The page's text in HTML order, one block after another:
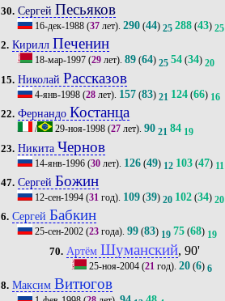
30. Сергей Песьяков
16-дек-1988 (37 лет).290 (44) 25 288 (43) 25
2. КириллПеченин
18-мар-1997 (29 лет).89 (64) 25 54 (34) 20
15. Николай Рассказов
4-янв-1998 (28 лет). 157 (83) 21 124 (66) 16
22. Фернандо Костанца
/ 29-ноя-1998 (27 лет).90 21 84 19
23. Никита Чернов
14-янв-1996 (30 лет). 126 (49) 12 103 (47) 11
47. Сергей Божин
12-сен-1994 (31 год). 109 (39) 20 102 (34) 20
6. СергейБабкин
25-сен-2002 (23 года).99 (83) 19 75 (68) 19
70. Артём Шуманский, 90'
25-ноя-2004(21 год). 20(6) 6
8. Максим Витюгов